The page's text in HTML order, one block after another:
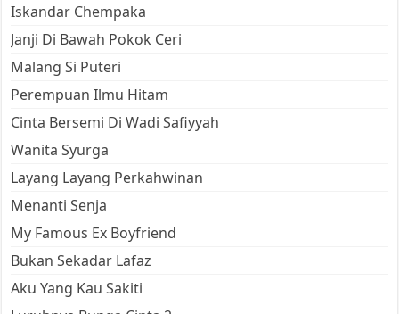
Iskandar Chempaka
Janji Di Bawah Pokok Ceri
Malang Si Puteri
Perempuan Ilmu Hitam
Cinta Bersemi Di Wadi Safiyyah
Wanita Syurga
Layang Layang Perkahwinan
Menanti Senja
My Famous Ex Boyfriend
Bukan Sekadar Lafaz
Aku Yang Kau Sakiti